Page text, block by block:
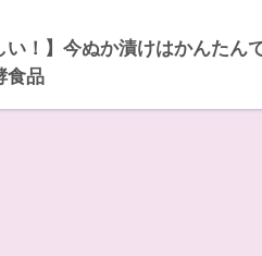
い！】今ぬか漬けはかんたん
食品